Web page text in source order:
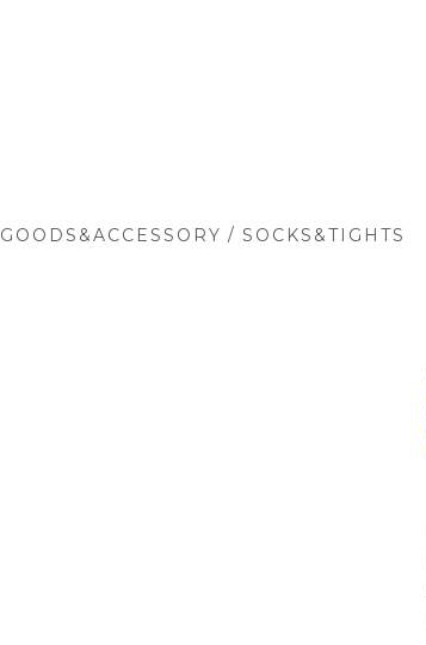
GOODS&ACCESSORY / SOCKS&TIGHTS